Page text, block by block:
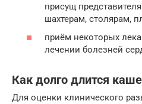
присущ
шахтерам, столярам,
приём некоторых
лечении болезней
Как долго длится
Для оценки клинического